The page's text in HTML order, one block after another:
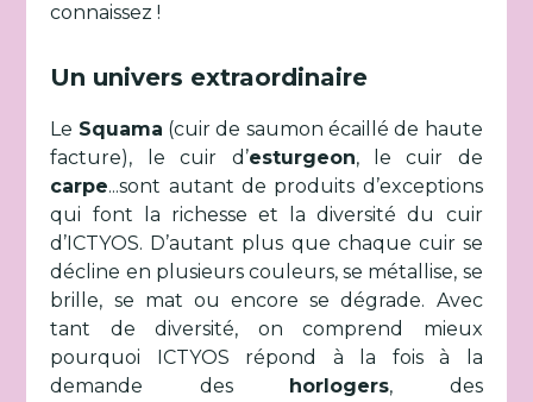
connaissez !
Un univers extraordinaire
Le Squama (cuir de saumon écaillé de haute
facture), le cuir d’esturgeon, le cuir de
carpe...sont autant de produits d’exceptions
qui font la richesse et la diversité du cuir
d’ICTYOS. D’autant plus que chaque cuir se
décline en plusieurs couleurs, se métallise, se
brille, se mat ou encore se dégrade. Avec
tant de diversité, on comprend mieux
pourquoi ICTYOS répond à la fois à la
demande des horlogers, des